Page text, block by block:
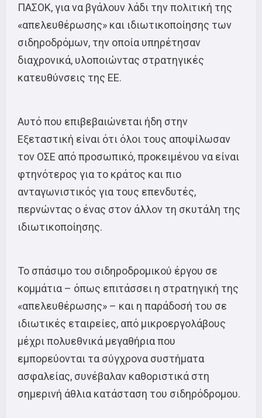
ΠΑΣΟΚ, για να βγάλουν λάδι την πολιτική της
«απελευθέρωσης» και ιδιωτικοποίησης των
σιδηροδρόμων, την οποία υπηρέτησαν
διαχρονικά, υλοποιώντας στρατηγικές
κατευθύνσεις της ΕΕ.
Αυτό που επιβεβαιώνεται ήδη στην
Εξεταστική είναι ότι όλοι τους αποψίλωσαν
τον ΟΣΕ από προσωπικό, προκειμένου να είναι
φτηνότερος για το κράτος και πιο
ανταγωνιστικός για τους επενδυτές,
περνώντας ο ένας στον άλλον τη σκυτάλη της
ιδιωτικοποίησης.
Το σπάσιμο του σιδηροδρομικού έργου σε
κομμάτια – όπως επιτάσσει η στρατηγική της
«απελευθέρωσης» – και η παράδοσή του σε
ιδιωτικές εταιρείες, από μικροεργολάβους
μέχρι πολυεθνικά μεγαθήρια που
εμπορεύονται τα σύγχρονα συστήματα
ασφαλείας, συνέβαλαν καθοριστικά στη
σημερινή άθλια κατάσταση του σιδηρόδρομου.